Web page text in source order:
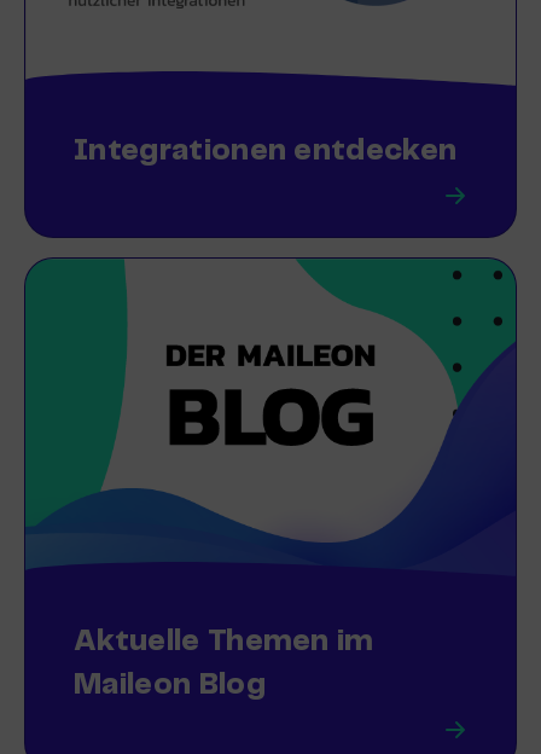
Integrationen entdecken
Aktuelle Themen im
Maileon Blog